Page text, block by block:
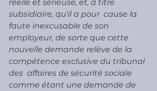
réelle et sérieuse, et, à titre
subsidiaire, qu'il a pour  cause la
faute inexcusable de son
employeur, de sorte que cette
nouvelle demande relève de la
compétence exclusive du tribunal
des  affaires de sécurité sociale
comme étant une demande de